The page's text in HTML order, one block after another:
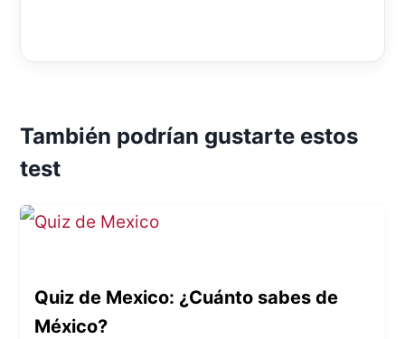
También podrían gustarte estos
test
Quiz de Mexico: ¿Cuánto sabes de
México?